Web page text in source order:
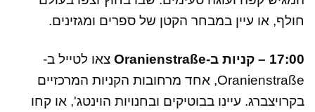
חולף, או עיין במבחר הקטן של ספרים ומגזינים.
17:00 – קניות ב-Oranienstraße
צאו לטייל ב-
Oranienstraße, אחד מרחובות הקניות המרכזיים
בקרויצברג. עיינו בבוטיקים ובחנויות הוינטג', או קחו